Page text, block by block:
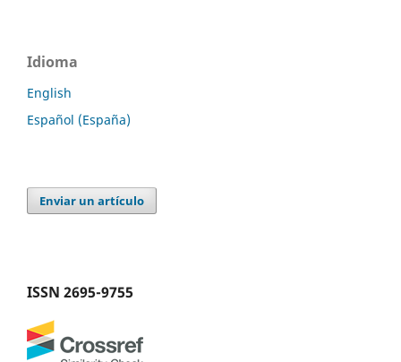
Idioma
English
Español (España)
Enviar un artículo
ISSN 2695-9755